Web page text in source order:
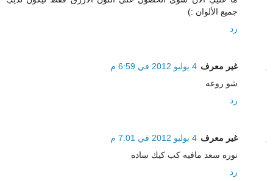
جميع الألوان :)
رد
غير معرف 4 يوليو 2012 في 6:59 م
شو روعه
رد
غير معرف 4 يوليو 2012 في 7:01 م
نوره سعد مافيه كب كيك ساده
رد